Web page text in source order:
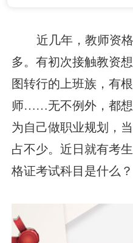
近几年，教师资
多。有初次接触教资
图转行的上班族，有
师……无不例外，都想
为自己做职业规划，
占不少。近日就有考
格证考试科目是什么？